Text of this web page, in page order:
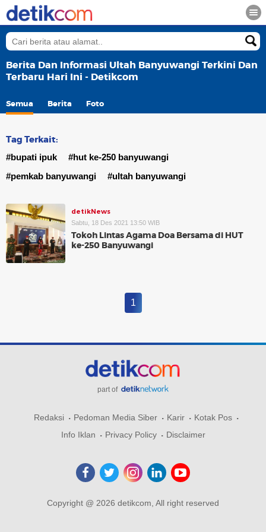
Berita Dan Informasi Ultah Banyuwangi Terkini Dan
Terbaru Hari Ini - Detikcom
Semua Berita Foto
Tag Terkait:
#bupati ipuk
#hut ke-250 banyuwangi
#pemkab banyuwangi
#ultah banyuwangi
detikNews
Sabtu, 18 Des 2021 13:50 WIB
Tokoh Lintas Agama Doa Bersama di HUT
ke-250 Banyuwangi
1
part of
Redaksi Pedoman Media Siber Karir
Kotak Pos
Info Iklan
Privacy Policy Disclaimer
Copyright @ 2026 detikcom, All right reserved